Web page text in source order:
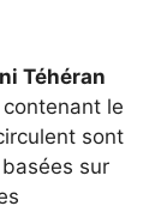
Téhéran
contenant le
sont
sur